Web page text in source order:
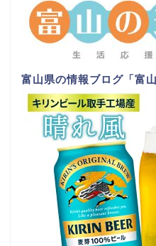
富山県の情報ブログ「富